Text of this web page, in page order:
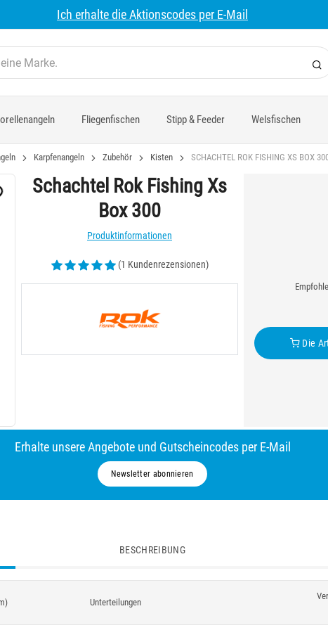
Ich erhalte die Aktionscodes per E-Mail
Fliegenfischen Stipp & Feeder Welsfischen
Karpfenangeln Zubehör Kisten SCHACHTEL ROK FISHING XS BOX
Schachtel Rok Fishing Xs
Box 300
Produktinformationen
(1 Kundenrezensionen)
Die
Erhalte unsere Angebote und Gutscheincodes per E-Mail
Newsletter abonnieren
BESCHREIBUNG
Unterteilungen